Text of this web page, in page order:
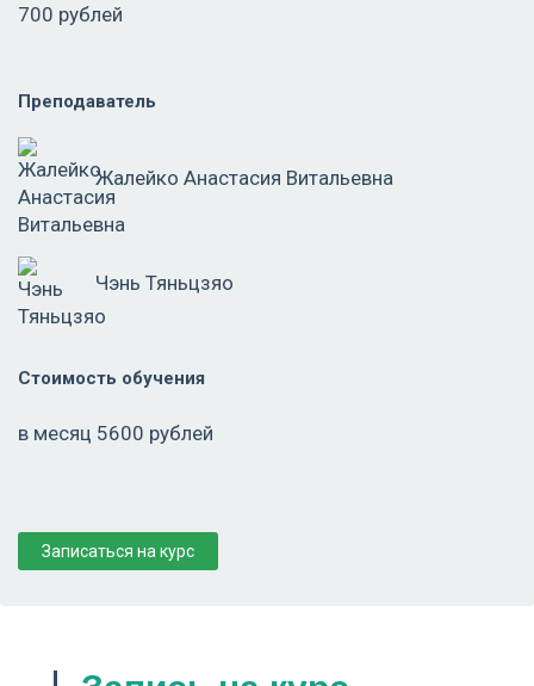
700 рублей
Преподаватель
Жалейко Анастасия Витальевна
Чэнь Тяньцзяо
Стоимость обучения
в месяц 5600 рублей
Записаться на курс